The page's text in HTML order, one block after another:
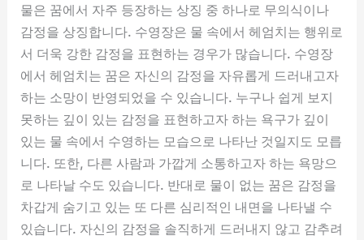
물은 꿈에서 자주 등장하는 상징 중 하나로 무의식이나
감정을 상징합니다. 수영장은 물 속에서 헤엄치는 행위로
서 더욱 강한 감정을 표현하는 경우가 많습니다. 수영장
에서 헤엄치는 꿈은 자신의 감정을 자유롭게 드러내고자
하는 소망이 반영되었을 수 있습니다. 누구나 쉽게 보지
못하는 깊이 있는 감정을 표현하고자 하는 욕구가 깊이
있는 물 속에서 수영하는 모습으로 나타난 것일지도 모릅
니다. 또한, 다른 사람과 가깝게 소통하고자 하는 욕망으
로 나타날 수도 있습니다. 반대로 물이 없는 꿈은 감정을
차갑게 숨기고 있는 또 다른 심리적인 내면을 나타낼 수
있습니다. 자신의 감정을 솔직하게 드러내지 않고 감추려